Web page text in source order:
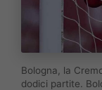
Bologna, la
dodici partite.